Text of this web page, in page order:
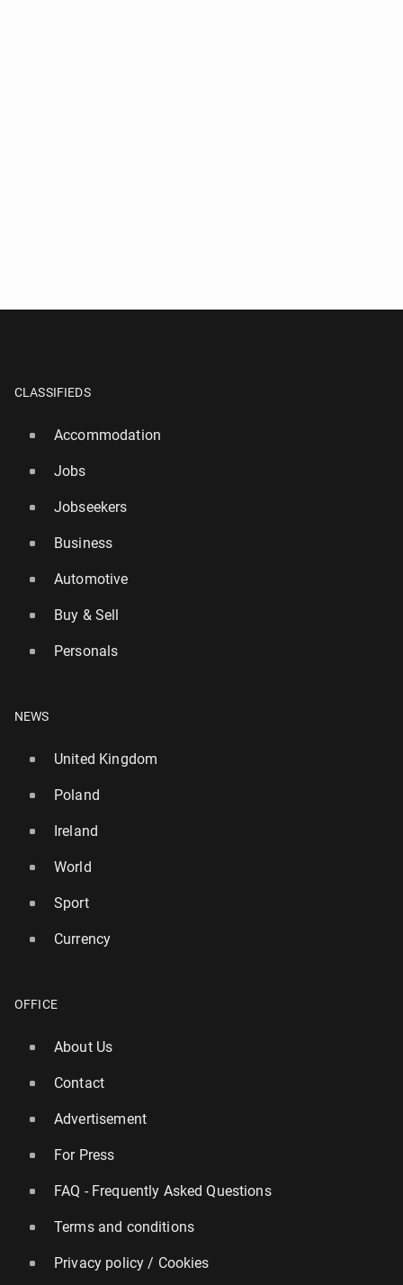
CLASSIFIEDS
Accommodation
Jobs
Jobseekers
Business
Automotive
Buy & Sell
Personals
NEWS
United Kingdom
Poland
Ireland
World
Sport
Currency
OFFICE
About Us
Contact
Advertisement
For Press
FAQ - Frequently Asked Questions
Terms and conditions
Privacy policy / Cookies